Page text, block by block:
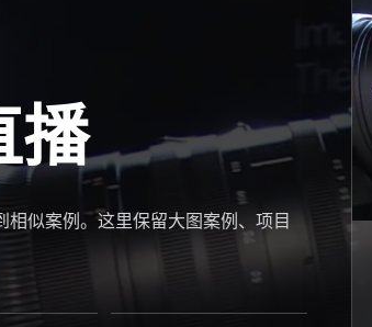
播
似案例。这里保留大图案例、项目